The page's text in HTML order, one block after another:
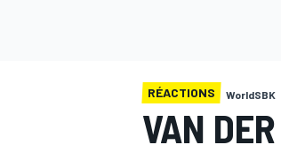
RÉACTIONS WorldSBK
VAN